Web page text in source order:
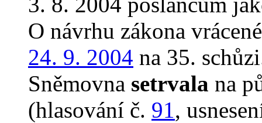
O návrhu zákona
24. 9. 2004 na 35.
Sněmovna setrvala na
(hlasování č. 91,